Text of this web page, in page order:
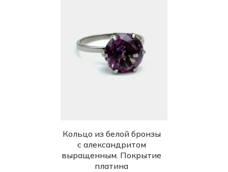
Кольцо из белой бронзы
с александритом
выращенным. Покрытие
платина